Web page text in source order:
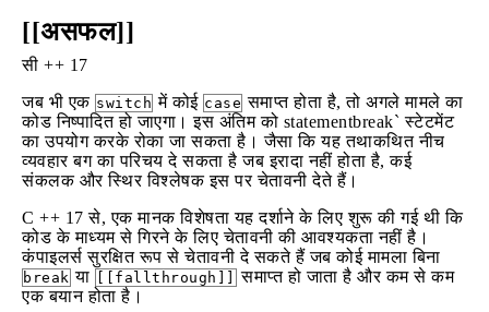
[[असफल]]
सी ++ 17
जब भी एक switch में कोई case समाप्त होता है, तो अगले मामले का
कोड निष्पादित हो जाएगा। इस अंतिम को statementbreak` स्टेटमेंट
का उपयोग करके रोका जा सकता है। जैसा कि यह तथाकथित नीच
व्यवहार बग का परिचय दे सकता है जब इरादा नहीं होता है, कई
संकलक और स्थिर विश्लेषक इस पर चेतावनी देते हैं।
C ++ 17 से, एक मानक विशेषता यह दर्शाने के लिए शुरू की गई थी कि
कोड के माध्यम से गिरने के लिए चेतावनी की आवश्यकता नहीं है।
कंपाइलर्स सुरक्षित रूप से चेतावनी दे सकते हैं जब कोई मामला बिना
break या [[fallthrough]]
समाप्त हो जाता है और कम से कम
एक बयान होता है।